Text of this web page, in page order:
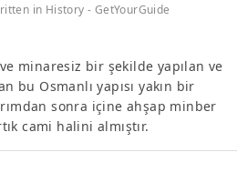
in History - GetYourGuide
minaresiz bir şekilde yapılan ve
bu Osmanlı yapısı yakın bir
sonra içine ahşap minber
cami halini almıştır.